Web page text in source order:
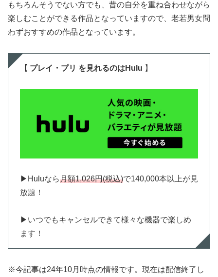
もちろんそうでない方でも、昔の自分を重ね合わせながら
楽しむことができる作品となっていますので、老若男女問
わずおすすめの作品となっています。
【 プレイ・プリ を 見れるのはHulu 】
▶︎Huluなら月額1,026円(税込)で140,000本以上が見
放題！
▶︎いつでもキャンセルできて様々な機器で楽しめ
ます！
※今記事は24年10月時点の情報です。現在は配信終了し